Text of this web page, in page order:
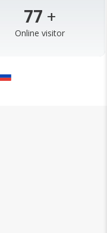
100 +
Online visitor